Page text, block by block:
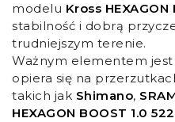
modelu Kross HEXAGON
stabilność i dobrą
trudniejszym terenie.
Ważnym elementem jest
opiera się na
takich jak Shimano,
HEXAGON BOOST 1.0 522